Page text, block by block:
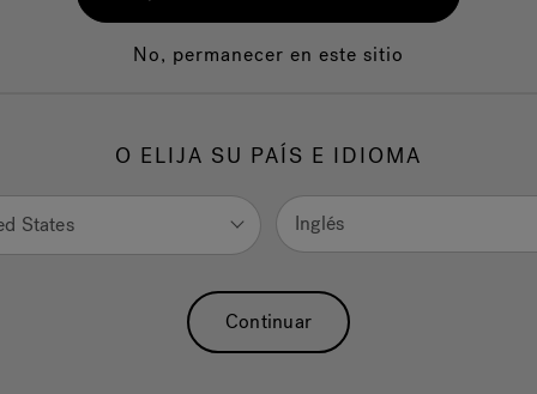
That’s what summer cooking—and dining with
No, permanecer en este sitio
O ELIJA SU PAÍS E IDIOMA
States Inglés
Continuar